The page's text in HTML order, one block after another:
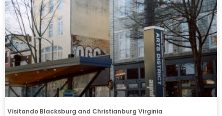
Visitando Blacksburg and Christianburg Virginia